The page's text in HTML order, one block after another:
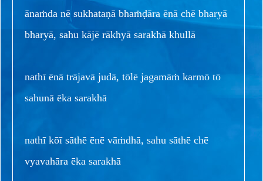
ānaṁda nē sukhataṇā bhaṁḍāra ēnā chē bharyā
bharyā, sahu kājē rākhyā sarakhā khullā
nathī ēnā trājavā judā, tōlē jagamāṁ karmō tō
sahunā ēka sarakhā
nathī kōī sāthē ēnē vāṁdhā, sahu sāthē chē
vyavahāra ēka sarakhā